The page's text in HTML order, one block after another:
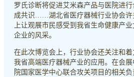
罗氏诊断将促进艾米森产品与医院进
成共识……湖北省医疗器械行业协会许
上让观展市民感受到我省生命健康产
企业的风采。
在此次博览会上，行业协会还关注和
我省高端医疗器械产业的应用。在会
院国家医学中心联合攻关项目的相关